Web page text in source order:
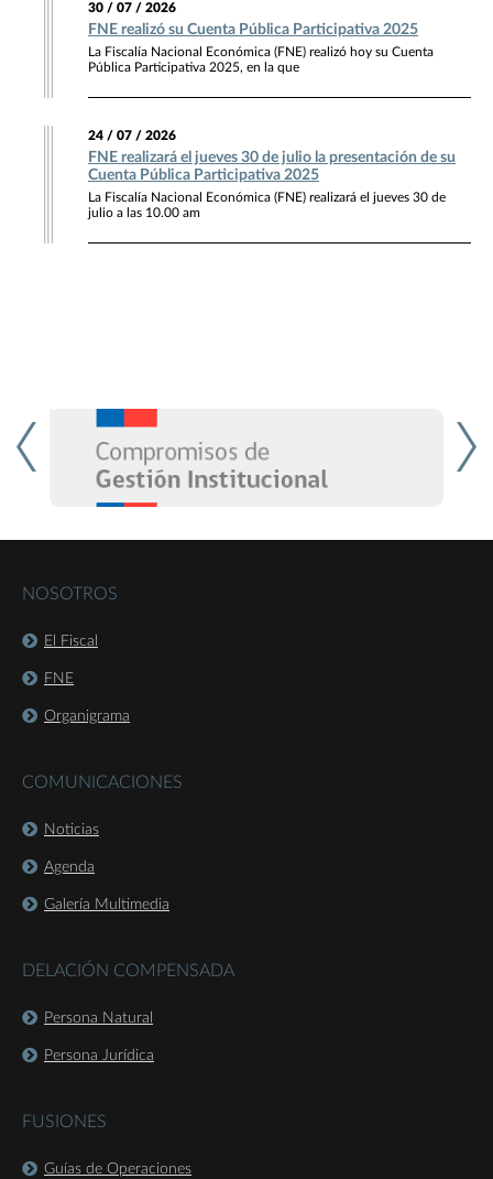
30 / 07 / 2026
FNE realizó su Cuenta Pública Participativa 2025
La Fiscalía Nacional Económica (FNE) realizó hoy su Cuenta
Pública Participativa 2025, en la que
24 / 07 / 2026
FNE realizará el jueves 30 de julio la presentación de su
Cuenta Pública Participativa 2025
La Fiscalía Nacional Económica (FNE) realizará el jueves 30 de
julio a las 10.00 am
NOSOTROS
El Fiscal
FNE
Organigrama
COMUNICACIONES
Noticias
Agenda
Galería Multimedia
DELACIÓN COMPENSADA
Persona Natural
Persona Jurídica
FUSIONES
Guías de Operaciones